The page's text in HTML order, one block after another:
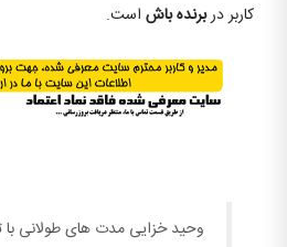
کاربر دربرنده باش است.
وحید خزایی مدت های طولانی با